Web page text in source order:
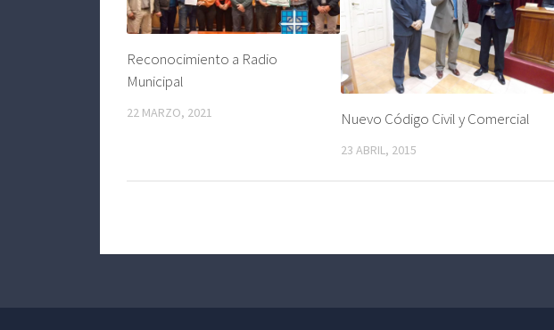
Reconocimiento a Radio
Municipal
22 MARZO, 2021 Nuevo Código Civil y Comercial
23 ABRIL, 2015